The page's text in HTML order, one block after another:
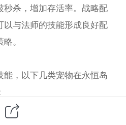
秒杀，增加存活率。战略配
以与法师的技能形成良好配
。
，以下几类宠物在永恒岛
凤凰，具有爆发型的输出能